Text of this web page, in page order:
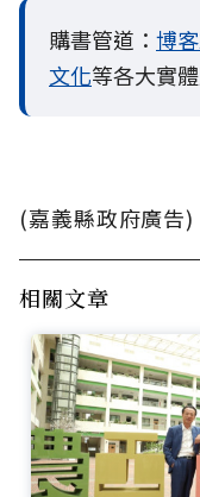
購書管道： 博
文化等各大實
(嘉義縣政府廣告)
相關文章